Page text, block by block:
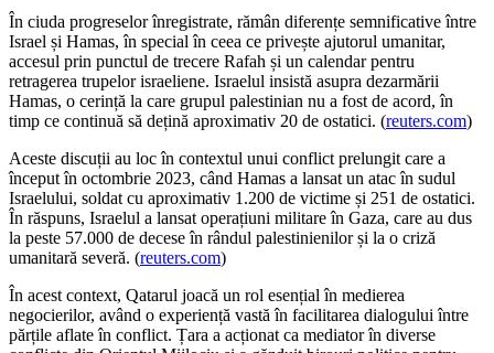
În ciuda progreselor înregistrate, rămân diferențe semnificative între
Israel și Hamas, în special în ceea ce privește ajutorul umanitar,
accesul prin punctul de trecere Rafah și un calendar pentru
retragerea trupelor israeliene. Israelul insistă asupra dezarmării
Hamas, o cerință la care grupul palestinian nu a fost de acord, în
timp ce continuă să dețină aproximativ 20 de ostatici. (reuters.com)
Aceste discuții au loc în contextul unui conflict prelungit care a
început în octombrie 2023, când Hamas a lansat un atac în sudul
Israelului, soldat cu aproximativ 1.200 de victime și 251 de ostatici.
În răspuns, Israelul a lansat operațiuni militare în Gaza, care au dus
la peste 57.000 de decese în rândul palestinienilor și la o criză
umanitară severă. (reuters.com)
În acest context, Qatarul joacă un rol esențial în medierea
negocierilor, având o experiență vastă în facilitarea dialogului între
părțile aflate în conflict. Țara a acționat ca mediator în diverse